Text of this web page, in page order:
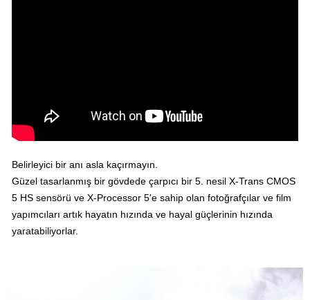
Belirleyici bir anı asla kaçırmayın.
Güzel tasarlanmış bir gövdede çarpıcı bir 5. nesil X-Trans CMOS
5 HS sensörü ve X-Processor 5'e sahip olan fotoğrafçılar ve film
yapımcıları artık hayatın hızında ve hayal güçlerinin hızında
yaratabiliyorlar.